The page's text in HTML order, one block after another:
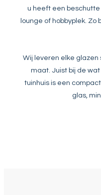
u heeft een beschutte
lounge of hobbyplek. Zo
Wij leveren elke glazen
maat. Juist bij de
tuinhuis is een
glas,